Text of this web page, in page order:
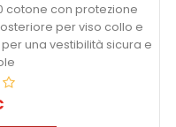
cotone con protezione
per viso collo e
una vestibilità sicura e